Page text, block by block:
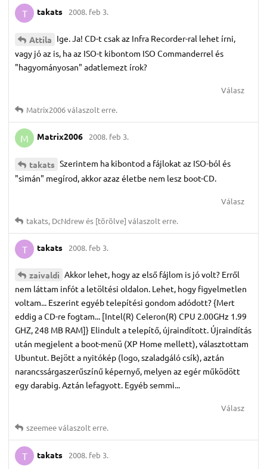
T takats 2008. feb 3.
Attila Ige. Ja! CD-t csak az Infra Recorder-ral lehet írni,
vagy jó az is, ha az ISO-t kibontom ISO Commanderrel és
"hagyományosan" adatlemezt írok?
Válasz
Matrix2006válaszolt erre.
M Matrix2006 2008. feb 3.
takats Szerintem ha kibontod a fájlokat az ISO-ból és
"simán" megírod, akkor azaz életbe nem lesz boot-CD.
Válasz
takats, DcNdrewés [törölve] válaszolt erre.
T takats 2008. feb 3.
zaivaldi Akkor lehet, hogy az első fájlom is jó volt? Erről
nem láttam infót a letöltési oldalon. Lehet, hogy figyelmetlen
voltam... Eszerint egyéb telepítési gondom adódott? {Mert
eddig a CD-re fogtam... [Intel(R) Celeron(R) CPU 2.00GHz 1.99
GHZ, 248 MB RAM]} Elindult a telepítő, újraindított. Újraindítás
után megjelent a boot-menü (XP Home mellett), választottam
Ubuntut. Bejött a nyitókép (logo, szaladgáló csík), aztán
narancssárgaszerűszínű képernyő, melyen az egér működött
egy darabig. Aztán lefagyott. Egyéb semmi...
Válasz
szeemeeválaszolt erre.
T takats 2008. feb 3.